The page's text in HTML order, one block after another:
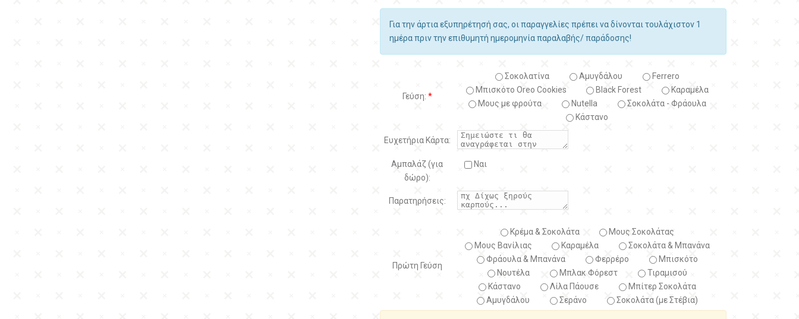
Για την άρτια εξυπηρέτησή σας, οι παραγγελίες πρέπει να δίνονται τουλάχιστον 1
ημέρα πριν την επιθυμητή ημερομηνία παραλαβής/ παράδοσης!
Γεύση: *
Σοκολατίνα Αμυγδάλου
Ferrero
Μπισκότο Oreo Cookies
Black Forest
Kαραμέλα
Μους με φρούτα
Nutella
Σοκολάτα - Φράουλα
Κάστανο
Ευχετήρια Κάρτα:
Αμπαλάζ (για
δώρο):
Ναι
Παρατηρήσεις:
Πρώτη Γεύση
Κρέμα & Σοκολάτα
Μους Σοκολάτας
Μους Βανίλιας
Καραμέλα
Σοκολάτα & Μπανάνα
Φράουλα & Μπανάνα
Φερρέρο
Μπισκότο
Νουτέλα
Μπλακ Φόρεστ
Τιραμισού
Κάστανο
Λίλα Πάουσε
Μπίτερ Σοκολάτα
Αμυγδάλου
Σεράνο Σοκολάτα (με Στέβια)